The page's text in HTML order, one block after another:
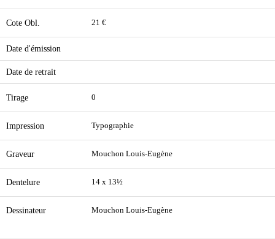
Cote Obl. 21 €
Date d'émission
Date de retrait
Tirage 0
Impression Typographie
Graveur Mouchon Louis-Eugène
Dentelure 14 x 13½
Dessinateur Mouchon Louis-Eugène